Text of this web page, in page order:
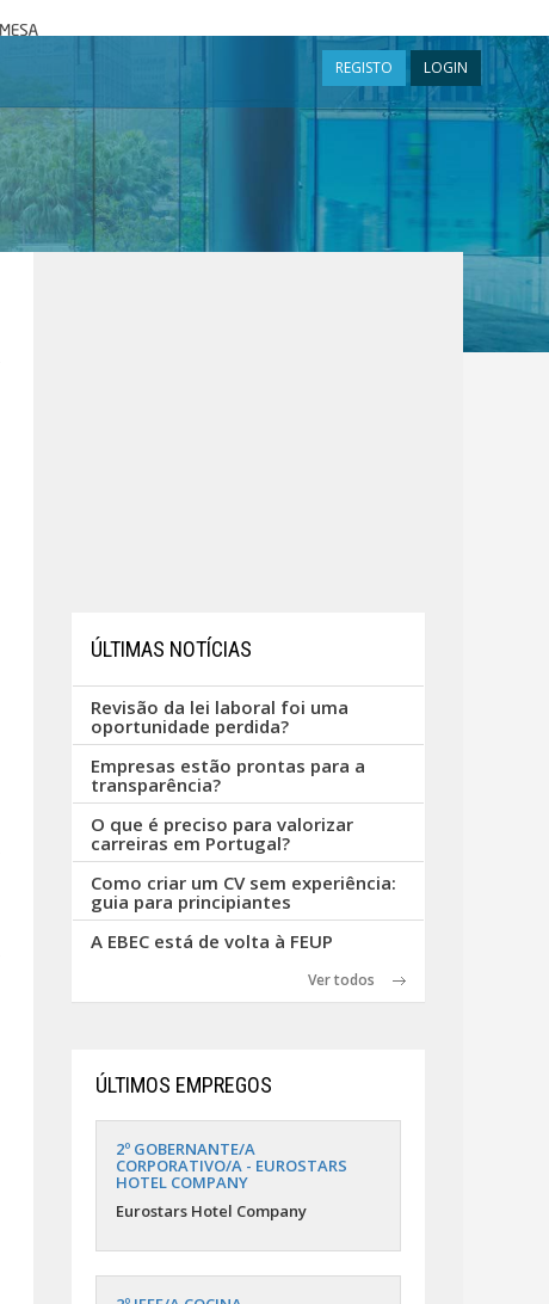
REGISTO LOGIN
ÚLTIMAS NOTÍCIAS
Revisão da lei laboral foi uma
oportunidade perdida?
Empresas estão prontas para a
transparência?
O que é preciso para valorizar
carreiras em Portugal?
Como criar um CV sem experiência:
guia para principiantes
A EBEC está de volta à FEUP
Ver todos
ÚLTIMOS EMPREGOS
2º GOBERNANTE/A
CORPORATIVO/A - EUROSTARS
HOTEL COMPANY
Eurostars Hotel Company